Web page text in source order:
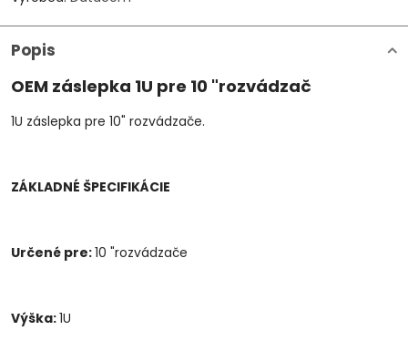
Popis
OEM záslepka 1U pre 10 "rozvádzač
1U záslepka pre 10" rozvádzače.
ZÁKLADNÉ ŠPECIFIKÁCIE
Určené pre:10 "rozvádzače
Výška:1U